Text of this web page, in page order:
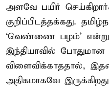
அளவே பயிர்
குறிப்பிடத்தக்கது.
‘வெண்ணை பழம்’ என்று
இந்தியாவில்
விளைவிக்காததால்,
அதிகமாகவே